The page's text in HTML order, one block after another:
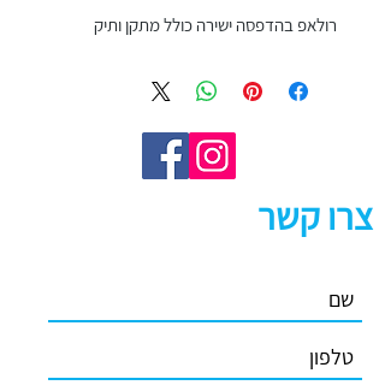
רולאפ בהדפסה ישירה כולל מתקן ותיק
צרו קשר